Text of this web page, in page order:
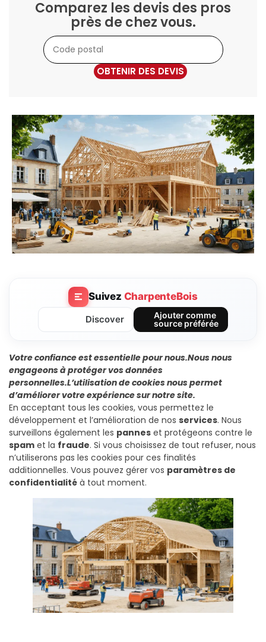
Comparez les devis des pros
près de chez vous.
OBTENIR DES DEVIS
Suivez CharpenteBois
Discover
Ajouter comme
source préférée
Votre confiance est essentielle pour nous.Nous nous
engageons à protéger vos données
personnelles.L’utilisation de cookies nous permet
d’améliorer votre expérience sur notre site.
En acceptant tous les cookies, vous permettez le
développement et l’amélioration de nos services. Nous
surveillons également les pannes et protégeons contre le
spam et la fraude. Si vous choisissez de tout refuser, nous
n’utiliserons pas les cookies pour ces finalités
additionnelles. Vous pouvez gérer vos paramètres de
confidentialité à tout moment.